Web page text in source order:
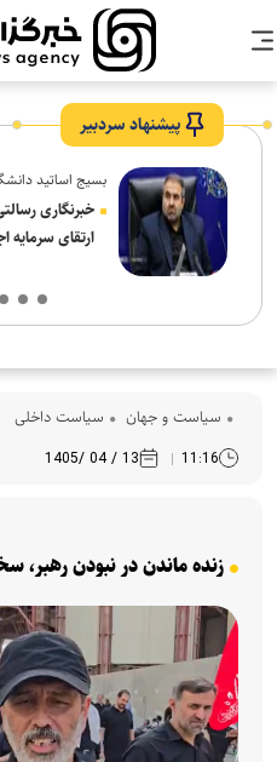
پیشنهاد سردبیر
بسیج اساتید
خبرنگاری
ارتقای
سیاست و جهان سیاست داخلی
11:16
13 / 04 /1405
زنده ماندن در نبودن رهبر،